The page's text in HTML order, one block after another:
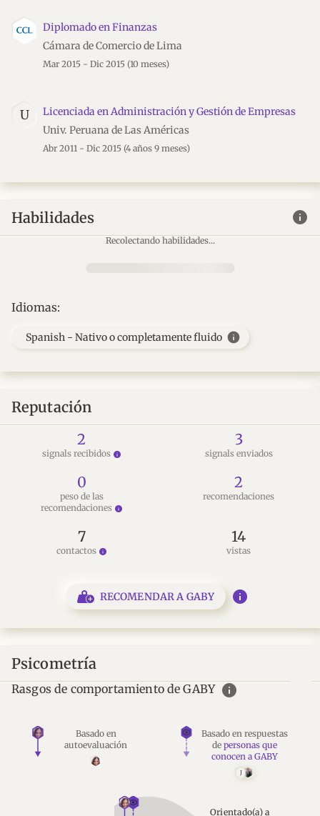
Diplomado en Finanzas
Cámara de Comercio de Lima
Mar 2015 - Dic 2015 (10 meses)
U
Licenciada en Administración y Gestión de Empresas
Univ. Peruana de Las Américas
Abr 2011 - Dic 2015 (4 años 9 meses)
Habilidades info
Recolectando habilidades...
Idiomas:
Spanish - Nativo o completamente fluido info
Reputación
2
signals recibidos info
3
signals enviados
0
peso de las
recomendaciones info
2
recomendaciones
7
contactos info
14
vistas
RECOMENDAR A GABY info
Psicometría
Rasgos de comportamiento de GABY info
Basado en
autoevaluación
Basado en respuestas
de personas que
conocen a GABY
J
Orientado(a) a